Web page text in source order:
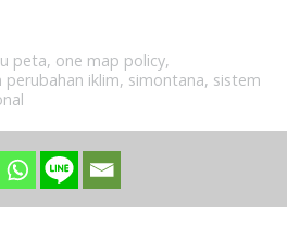
peta, one map policy,
perubahan iklim, simontana, sistem